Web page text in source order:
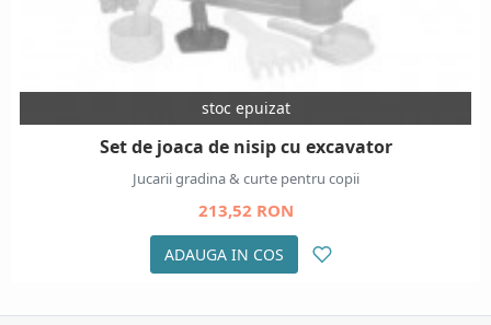
stoc epuizat
Set de joaca de nisip cu excavator
Jucarii gradina & curte pentru copii
213,52 RON
ADAUGA IN COS